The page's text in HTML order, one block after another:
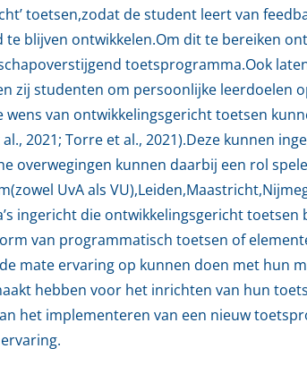
toetsen,zodat de student leert van
blijven ontwikkelen.Om dit te bereiken
toetsprogramma.Ook
zij studenten om persoonlijke leerdoelen
wens van ontwikkelingsgericht toetsen
2021; Torre et al., 2021).Deze kunnen
overwegingen kunnen daarbij een rol
UvA als
ingericht die ontwikkelingsgericht toetsen
van programmatisch toetsen of
mate ervaring op kunnen doen met hun
hebben voor het inrichten van hun
het implementeren van een nieuw